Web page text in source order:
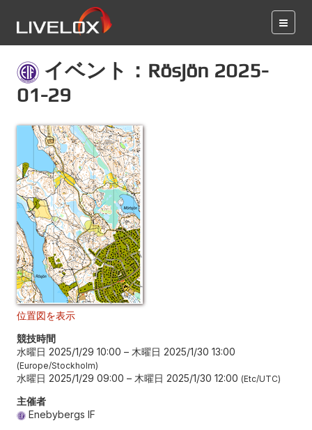
イベント：Rösjön 2025-
01-29
位置図を表示
競技時間
水曜日 2025/1/29 10:00 – 木曜日 2025/1/30 13:00
Europe/Stockholm
水曜日 2025/1/29 09:00 – 木曜日 2025/1/30 12:00 Etc/UTC
主催者
Enebybergs IF